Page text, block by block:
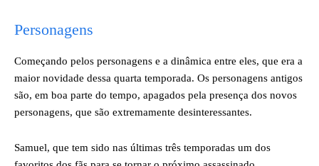
Personagens
Começando pelos personagens e a dinâmica entre eles, que era a
maior novidade dessa quarta temporada. Os personagens antigos
são, em boa parte do tempo, apagados pela presença dos novos
personagens, que são extremamente desinteressantes.
Samuel, que tem sido nas últimas três temporadas um dos